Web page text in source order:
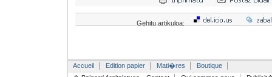
Gehitu artikuloa:
Accueil Edition papier Mati�res
Boutique